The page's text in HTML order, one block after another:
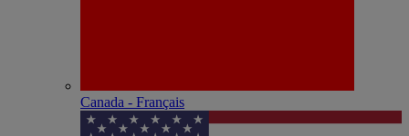
Canada - Français